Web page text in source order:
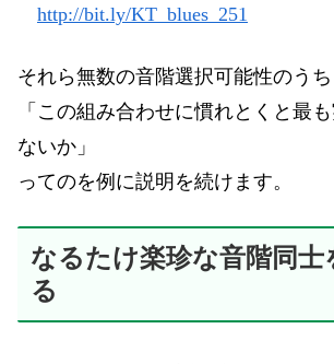
http://bit.ly/KT_blues_251
それら無数の音階選択可能性のうち
「この組み合わせに慣れとくと最
ないか」
ってのを例に説明を続けます。
なるたけ楽珍な音階同士
る